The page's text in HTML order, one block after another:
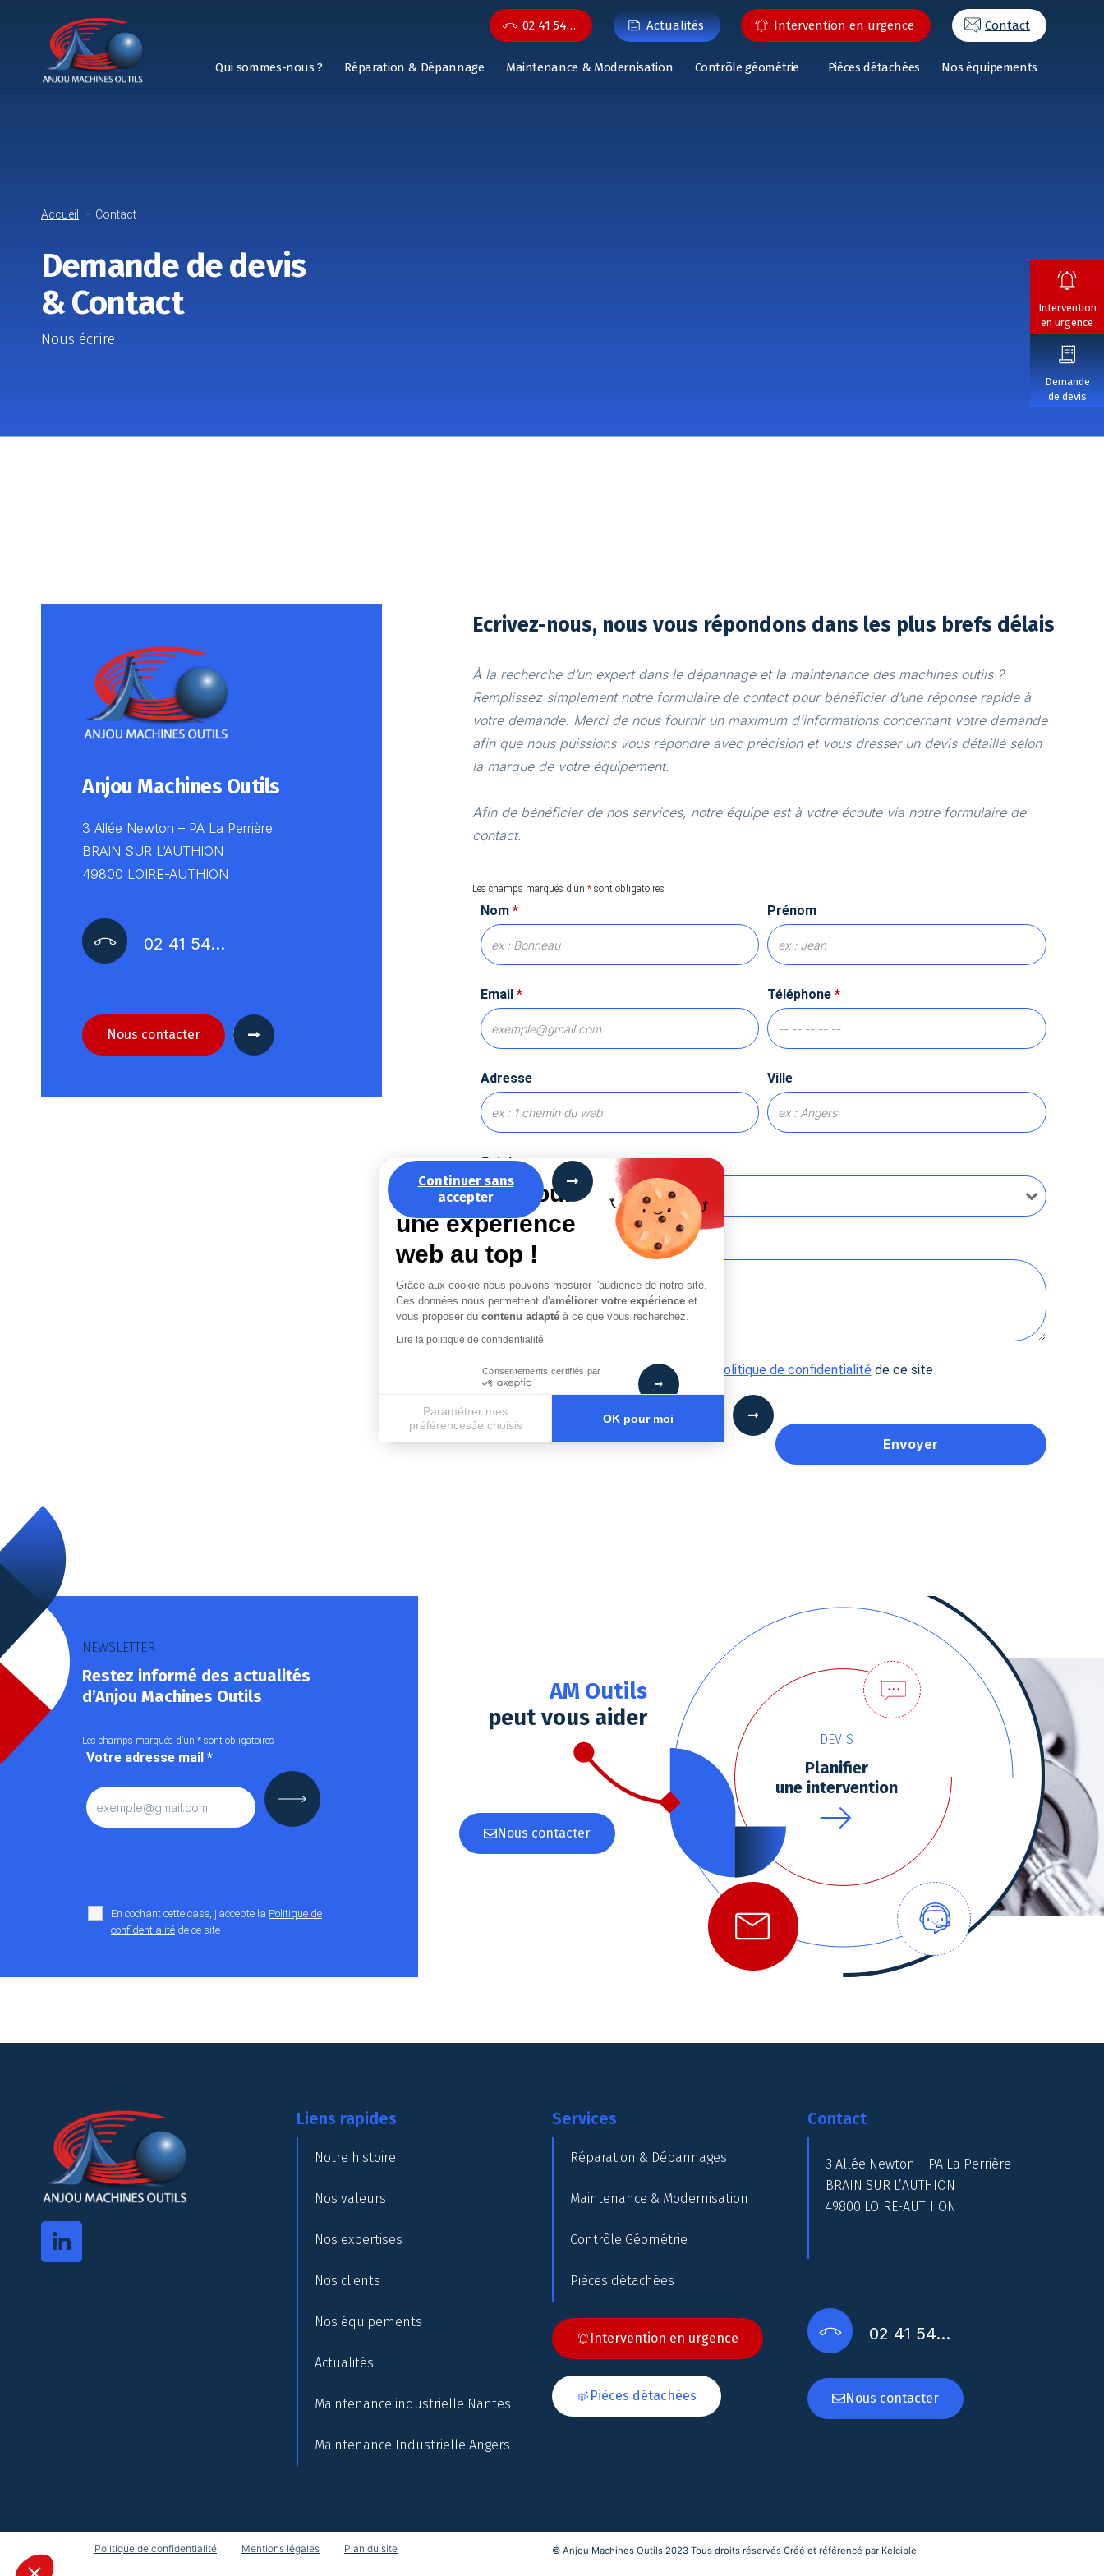
Continuer sans
accepter
La recette pour
une expérience
web au top !
Grâce aux cookie nous pouvons mesurer l'audience de notre site.
Ces données nous permettent d'améliorer votre expérience et
vous proposer du contenu adapté à ce que vous recherchez.
Lire la politique de confidentialité
Consentements certifiés par
Paramétrer mes
préférencesJe choisis
OK pour moi
Plateforme de Gestion du Consentement : Personnalisez vos Options
02 41 54… Actualités Intervention en urgence Contact
Qui sommes-nous ? Réparation & Dépannage Maintenance & Modernisation Contrôle géométrie Pièces détachées Nos équipements
Intervention
en urgence
Demande
de devis
Accueil Contact
Demande de devis
& Contact
Nous écrire
Anjou Machines Outils
3 Allée Newton – PA La Perrière
BRAIN SUR L’AUTHION
49800 LOIRE-AUTHION
02 41 54…
Nous contacter
Ecrivez-nous, nous vous répondons dans les plus brefs délais
À la recherche d’un expert dans le dépannage et la maintenance des machines outils ?
Remplissez simplement notre formulaire de contact pour bénéficier d’une réponse rapide à
votre demande. Merci de nous fournir un maximum d’informations concernant votre demande
afin que nous puissions vous répondre avec précision et vous dresser un devis détaillé selon
la marque de votre équipement.
Afin de bénéficier de nos services, notre équipe est à votre écoute via notre formulaire de
contact.
Les champs marqués d’un *sont obligatoires
Nom * Prénom
Email * Téléphone*
Adresse Ville
Sujet
Message
En cochant cette case, j’accepte la Politique de confidentialité de ce site
NEWSLETTER
Restez informé des actualités
d’Anjou Machines Outils
Les champs marqués d’un * sont obligatoires
Votre adresse mail *
En cochant cette case, j’accepte la Politique de
confidentialité de ce site
AM Outils
peut vous aider
Nous contacter
DEVIS
Planifier
une intervention
Liens rapides
Notre histoire
Nos valeurs
Nos expertises
Nos clients
Nos équipements
Actualités
Maintenance industrielle Nantes
Maintenance Industrielle Angers
Services
Réparation & Dépannages
Maintenance & Modernisation
Contrôle Géométrie
Pièces détachées
Intervention en urgence
Pièces détachées
Contact
3 Allée Newton – PA La Perrière
BRAIN SUR L’AUTHION
49800 LOIRE-AUTHION
02 41 54…
Nous contacter
Politique de confidentialité Mentions légales Plan du site © Anjou Machines Outils 2023 Tous droits réservés Créé et référencé par Kelcible